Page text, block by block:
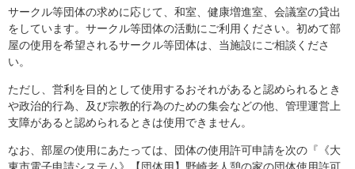
サークル等団体の求めに応じて、和室、健康増進室、会議室の貸出
をしています。サークル等団体の活動にご利用ください。初めて部
屋の使用を希望されるサークル等団体は、当施設にご相談くださ
い。
ただし、営利を目的として使用するおそれがあると認められるとき
や政治的行為、及び宗教的行為のための集会などの他、管理運営上
支障があると認められるときは使用できません。
なお、部屋の使用にあたっては、団体の使用許可申請を次の『《大
東市電子申請システム》【団体用】野崎老人憩の家の団体使用許可